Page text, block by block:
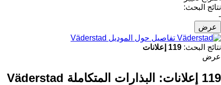
نتائج البحث:
-
عرض
تفاصيل حول الموديل Väderstad
نتائج البحث: 119 إعلانات
عرض
119 إعلانات: البذارات المتكاملة Väderstad